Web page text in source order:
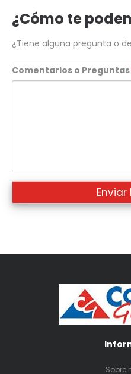
¿Cómo te
¿Tiene alguna pregunta o
Comentarios o Preguntas
Sobre